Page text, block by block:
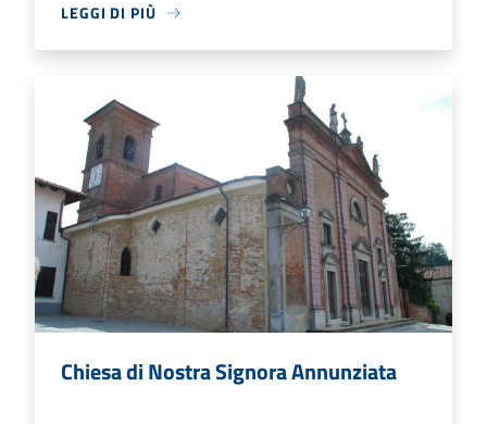
LEGGI DI PIÙ
Chiesa di Nostra Signora Annunziata